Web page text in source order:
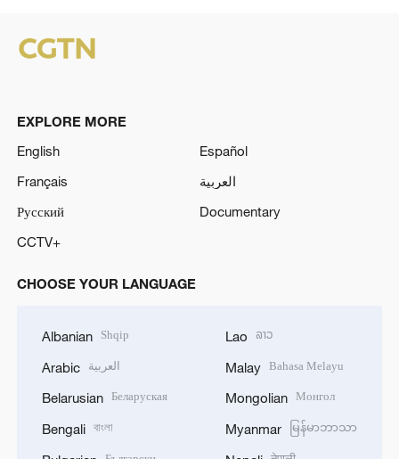
EXPLORE MORE
English
Español
Français
العربية
Русский
Documentary
CCTV+
CHOOSE YOUR LANGUAGE
Albanian Shqip
Arabic العربية
Belarusian Беларуская
Bengali বাংলা
Lao ລາວ
Malay Bahasa Melayu
Mongolian Монгол
Myanmar မြန်မာဘာသာ